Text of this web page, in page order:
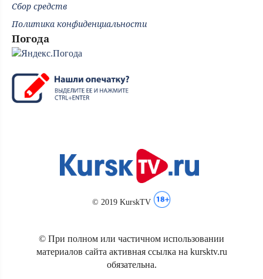
Сбор средств
Политика конфиденциальности
Погода
© 2019 KurskTV
© При полном или частичном использовании
материалов сайта активная ссылка на kursktv.ru
обязательна.